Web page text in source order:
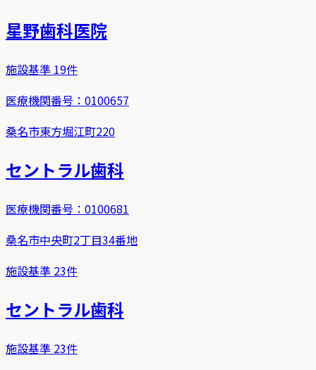
星野歯科医院
施設基準 19件
医療機関番号： 0100657
桑名市東方堀江町220
セントラル歯科
医療機関番号： 0100681
桑名市中央町2丁目34番地
施設基準 23件
セントラル歯科
施設基準 23件